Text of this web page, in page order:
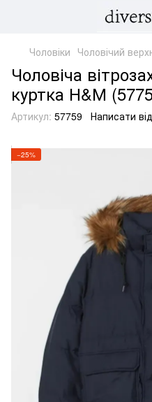
Чоловіки Чоловічий
Чоловіча
куртка Н&М
Артикул: 57759 Написати
−25%